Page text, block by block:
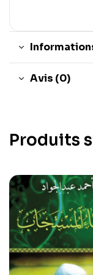
Avis (0)
Produits